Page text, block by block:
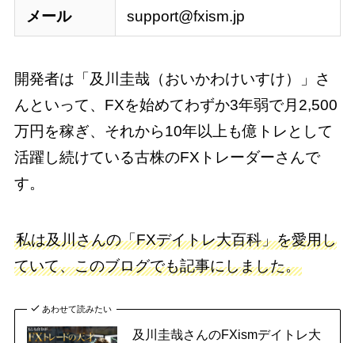
メール support@fxism.jp
開発者は「及川圭哉（おいかわけいすけ）」さ
んといって、FXを始めてわずか3年弱で月2,500
万円を稼ぎ、それから10年以上も億トレとして
活躍し続けている古株のFXトレーダーさんで
す。
私は及川さんの「FXデイトレ大百科」を愛用し
ていて、このブログでも記事にしました。
あわせて読みたい
及川圭哉さんのFXismデイトレ大